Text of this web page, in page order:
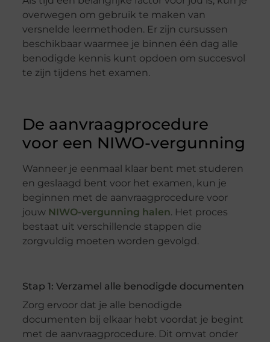
overwegen om gebruik te maken van
versnelde leermethoden. Er zijn cursussen
beschikbaar waarmee je binnen één dag alle
benodigde kennis kunt opdoen om succesvol
te zijn tijdens het examen.
De aanvraagprocedure
voor een NIWO-vergunning
Wanneer je eenmaal klaar bent met studeren
en geslaagd bent voor het examen, kun je
beginnen met de aanvraagprocedure voor
jouw NIWO-vergunning halen. Het proces
bestaat uit verschillende stappen die
zorgvuldig moeten worden gevolgd.
Stap 1: Verzamel alle benodigde documenten
Zorg ervoor dat je alle benodigde
documenten bij elkaar hebt voordat je begint
met de aanvraagprocedure. Dit omvat onder